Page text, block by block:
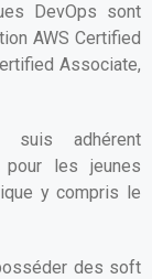
DevOps sont
AWS Certified
Associate,
suis adhérent
pour les jeunes
y compris le
des soft